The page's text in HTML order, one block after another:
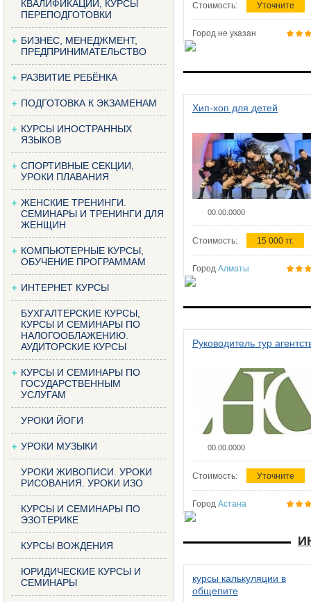
КВАЛИФИКАЦИИ, КУРСЫ
ПЕРЕПОДГОТОВКИ
БИЗНЕС, МЕНЕДЖМЕНТ,
ПРЕДПРИНИМАТЕЛЬСТВО
РАЗВИТИЕ РЕБЁНКА
ПОДГОТОВКА К ЭКЗАМЕНАМ
КУРСЫ ИНОСТРАННЫХ
ЯЗЫКОВ
СПОРТИВНЫЕ СЕКЦИИ,
УРОКИ ПЛАВАНИЯ
ЖЕНСКИЕ ТРЕНИНГИ.
СЕМИНАРЫ И ТРЕНИНГИ ДЛЯ
ЖЕНЩИН
КОМПЬЮТЕРНЫЕ КУРСЫ,
ОБУЧЕНИЕ ПРОГРАММАМ
ИНТЕРНЕТ КУРСЫ
БУХГАЛТЕРСКИЕ КУРСЫ,
КУРСЫ И СЕМИНАРЫ ПО
НАЛОГООБЛАЖЕНИЮ.
АУДИТОРСКИЕ КУРСЫ
КУРСЫ И СЕМИНАРЫ ПО
ГОСУДАРСТВЕННЫМ
УСЛУГАМ
УРОКИ ЙОГИ
УРОКИ МУЗЫКИ
УРОКИ ЖИВОПИСИ. УРОКИ
РИСОВАНИЯ. УРОКИ ИЗО
КУРСЫ И СЕМИНАРЫ ПО
ЭЗОТЕРИКЕ
КУРСЫ ВОЖДЕНИЯ
ЮРИДИЧЕСКИЕ КУРСЫ И
СЕМИНАРЫ
Стоимость: Уточните
Город не указан
Хип-хоп для детей
00.00.0000
Стоимость: 15 000 тг.
Город Алматы
Руководитель тур
00.00.0000
Стоимость: Уточните
Город Астана
курсы калькуляции в
общепите